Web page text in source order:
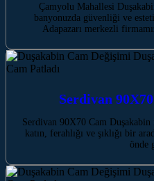
Çamyolu Mahallesi
banyonuzda güvenliği ve
Adapazarı merkezli
Serdivan
Serdivan 90X70 Cam
katın, ferahlığı ve şıklığı bir
önde